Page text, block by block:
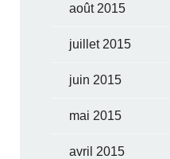
août 2015
juillet 2015
juin 2015
mai 2015
avril 2015